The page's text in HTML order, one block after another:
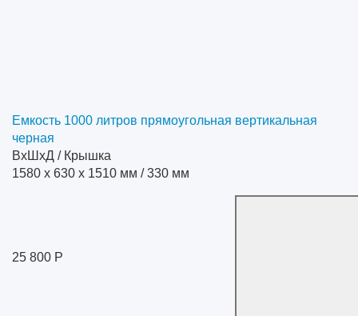
Емкость 1000 литров прямоугольная вертикальная
черная
ВхШхД / Крышка
1580 x 630 x 1510 мм / 330 мм
25 800 Р